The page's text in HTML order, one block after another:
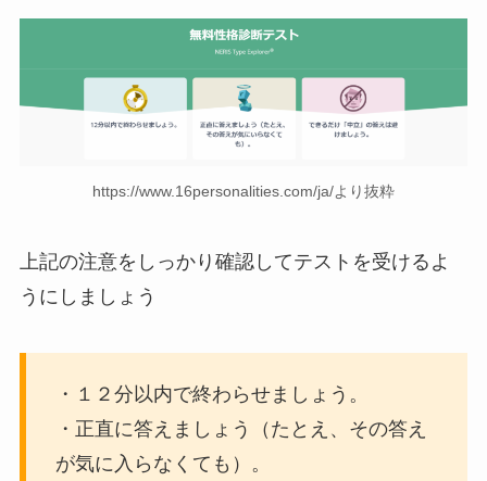
https://www.16personalities.com/ja/より抜粋
上記の注意をしっかり確認してテストを受けるよ
うにしましょう
・１２分以内で終わらせましょう。
・正直に答えましょう（たとえ、その答え
が気に入らなくても）。